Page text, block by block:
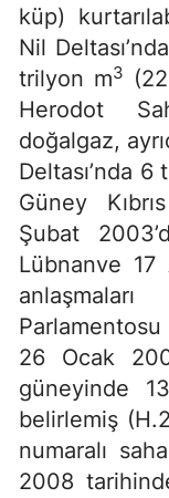
küp)
Nil
trilyon m3
Herodot
doğalgaz,
Deltası’nda 6
Güney
Şubat
Lübnanve 17
26 Ocak
güneyinde
belirlemiş
numaralı
2008